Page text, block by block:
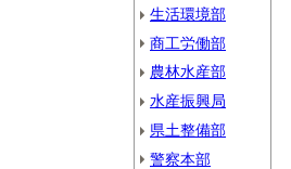
生活環境部
商工労働部
農林水産部
水産振興局
県土整備部
警察本部